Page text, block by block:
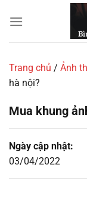
đến
Trang chủ / Ảnh
hà nội?
Mua khung
Ngày cập nhật:
03/04/2022